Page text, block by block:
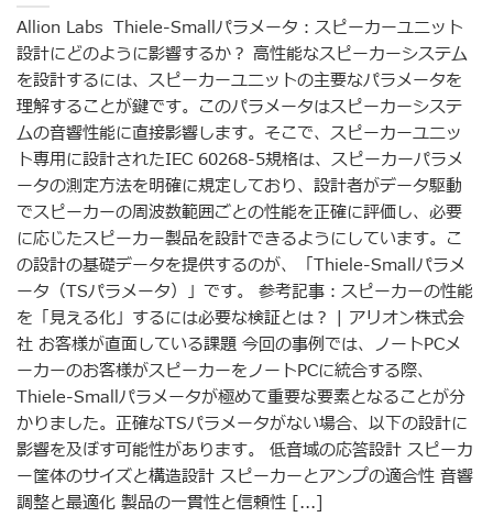
Allion Labs Thiele-Smallパラメータ：スピーカーユニット
設計にどのように影響するか？ 高性能なスピーカーシステム
を設計するには、スピーカーユニットの主要なパラメータを
理解することが鍵です。このパラメータはスピーカーシステ
ムの音響性能に直接影響します。そこで、スピーカーユニッ
ト専用に設計されたIEC 60268-5規格は、スピーカーパラメ
ータの測定方法を明確に規定しており、設計者がデータ駆動
でスピーカーの周波数範囲ごとの性能を正確に評価し、必要
に応じたスピーカー製品を設計できるようにしています。こ
の設計の基礎データを提供するのが、「Thiele-Smallパラメ
ータ（TSパラメータ）」です。 参考記事：スピーカーの性能
を「見える化」するには必要な検証とは？ | アリオン株式会
社 お客様が直面している課題 今回の事例では、ノートPCメ
ーカーのお客様がスピーカーをノートPCに統合する際、
Thiele-Smallパラメータが極めて重要な要素となることが分
かりました。正確なTSパラメータがない場合、以下の設計に
影響を及ぼす可能性があります。 低音域の応答設計 スピーカ
ー筐体のサイズと構造設計 スピーカーとアンプの適合性 音響
調整と最適化 製品の一貫性と信頼性 [...]